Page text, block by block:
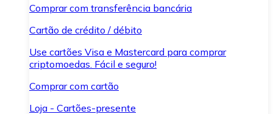
Comprar com transferência bancária
Cartão de crédito / débito
Use cartões Visa e Mastercard para comprar
criptomoedas. Fácil e seguro!
Comprar com cartão
Loja - Cartões-presente